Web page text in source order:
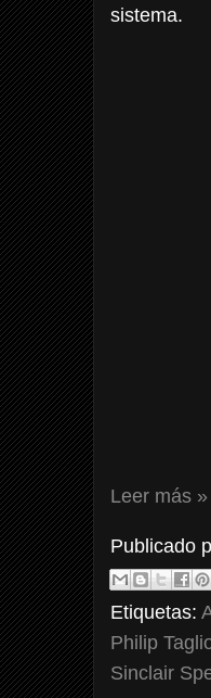
sistema.
Leer más »
Publicado
Etiquetas:
Philip
Sinclair